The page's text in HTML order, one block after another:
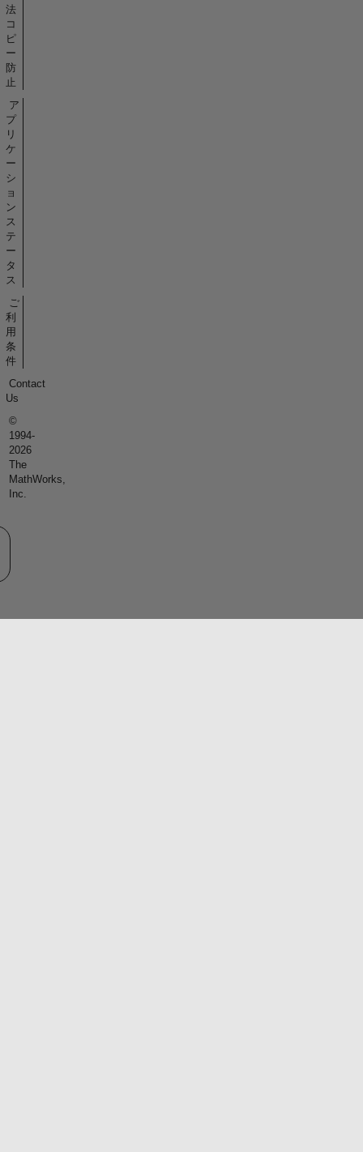
法
コ
ピ
ー
防
止
ア
プ
リ
ケ
ー
シ
ョ
ン
ス
テ
ー
タ
ス
ご
利
用
条
件
Contact
Us
©
1994-
2026
The
MathWorks,
Inc.
サイトの選択